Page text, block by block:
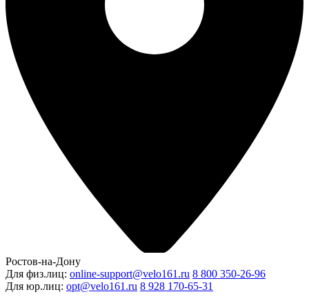
Ростов-на-Дону
Для физ.лиц: online-support@velo161.ru 8 800 350-26-96
Для юр.лиц: opt@velo161.ru 8 928 170-65-31